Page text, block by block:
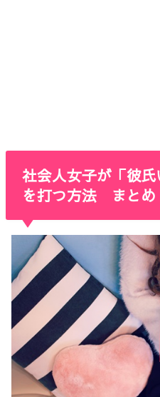
社会人女子が「彼
を打つ方法 まとめ